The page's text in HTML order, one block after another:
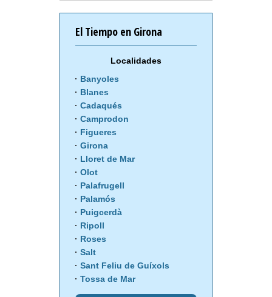
El Tiempo en Girona
Localidades
Banyoles
Blanes
Cadaqués
Camprodon
Figueres
Girona
Lloret de Mar
Olot
Palafrugell
Palamós
Puigcerdà
Ripoll
Roses
Salt
Sant Feliu de Guíxols
Tossa de Mar